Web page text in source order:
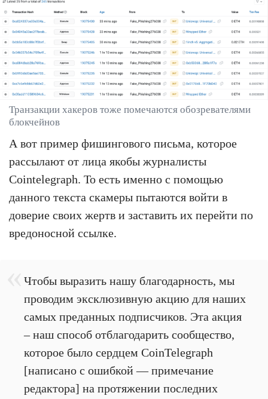
Транзакции хакеров тоже помечаются обозревателями
блокчейнов
А вот пример фишингового письма, которое
рассылают от лица якобы журналисты
Cointelegraph. То есть именно с помощью
данного текста скамеры пытаются войти в
доверие своих жертв и заставить их перейти по
вредоносной ссылке.
Чтобы выразить нашу благодарность, мы
проводим эксклюзивную акцию для наших
самых преданных подписчиков. Эта акция
– наш способ отблагодарить сообщество,
которое было сердцем CoinTelegraph
[написано с ошибкой — примечание
редактора] на протяжении последних